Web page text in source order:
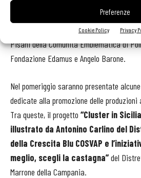
Preferenze
Cookie Policy Privacy
partecipazione dei Distretti alla Rete
Mediterranea con Sara Roversi del Food
Pisani della Comunità Emblematica di
Fondazione Edamus e Angelo Barone.
Nel pomeriggio saranno presentate
dedicate alla promozione delle
Tra queste, il progetto “Cluster in
illustrato da Antonino Carlino del
della Crescita Blu COSVAP e
meglio, scegli la castagna”del
Marrone della Campania.